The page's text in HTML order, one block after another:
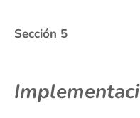
Sección 5